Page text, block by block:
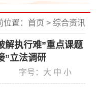
位置： 首页 > 综合资讯
解执行难”重点课题
”立法调研
字号： 大 中 小